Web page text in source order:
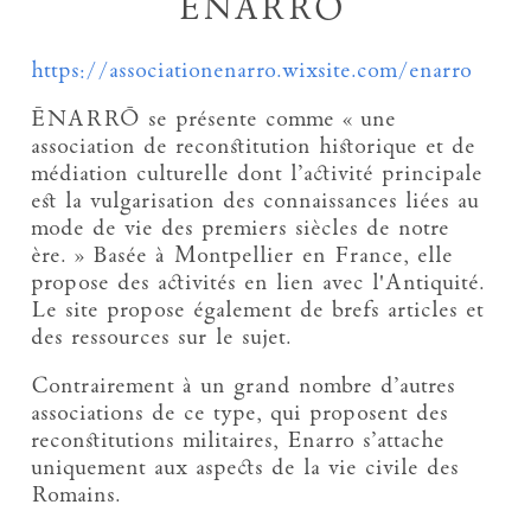
ENARRO
https://associationenarro.wixsite.com/enarro
ĒNARRŌ se présente comme « une
association de reconstitution historique et de
médiation culturelle dont l’activité principale
est la vulgarisation des connaissances liées au
mode de vie des premiers siècles de notre
ère. » Basée à Montpellier en France, elle
propose des activités en lien avec l'Antiquité.
Le site propose également de brefs articles et
des ressources sur le sujet.
Contrairement à un grand nombre d’autres
associations de ce type, qui proposent des
reconstitutions militaires, Enarro s’attache
uniquement aux aspects de la vie civile des
Romains.